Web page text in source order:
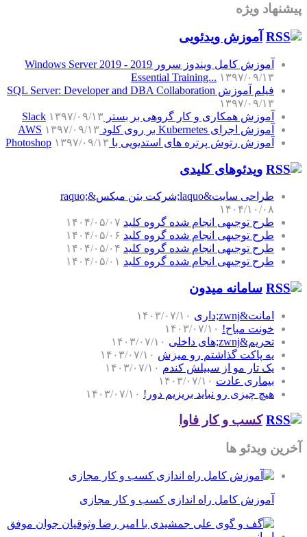
پیشنهاد ویژه
آموزش‌ ویدئویی
آموزش کامل ویندوز سرور 2019 - Windows Server 2019
Essential Training... ۱۳۹۷/۰۹/۱۳
فیلم آموزش SQL Server: Developer and DBA Collaboration
۱۳۹۷/۰۹/۱۳
آموزش همکاری و کار گروهی بر بستر Slack ۱۳۹۷/۰۹/۱۳
آموزش اجرای Kubernetes بر روی کلود AWS
۱۳۹۷/۰۹/۱۳
آموزش رتوش پرتره های استدیویی با Photoshop ۱۳۹۷/۰۹/۱۳
ویدئوهای کلیدی
طراحی سایت&laquo;شرکت بتن میکس&raquo;
۱۴۰۴/۱۰/۰۸
طرح توجیهی انجام شده گروه کلید ۱۴۰۴/۰۵/۰۷
طرح توجیهی انجام شده گروه کلید ۱۴۰۴/۰۵/۰۶
طرح توجیهی انجام شده گروه کلید ۱۴۰۴/۰۵/۰۴
طرح توجیهی انجام شده گروه کلید ۱۴۰۴/۰۵/۰۱
سامانه میدون
امانت&zwnj;داری
۱۴۰۳/۰۷/۱۰
خونت مباح! ۱۴۰۳/۰۷/۱۰
تحریم&zwnj;های داخلی
۱۴۰۳/۰۷/۱۰
یه پاکت گذاشتم رو میزش ۱۴۰۳/۰۷/۱۰
یک تار مو از سبیلش کندم ۱۴۰۳/۰۷/۱۰
بیماری عادت ۱۴۰۳/۰۷/۱۰
هیچ چیزی رو نباید بریزیم دور! ۱۴۰۳/۰۷/۱۰
کسب و کار فاوا
آخرین ویدئو ها
آموزش کامل راه اندازی کسب و کار مجازی